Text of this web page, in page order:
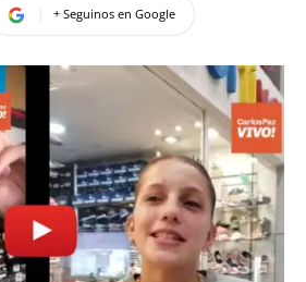
+ Seguinos en Google